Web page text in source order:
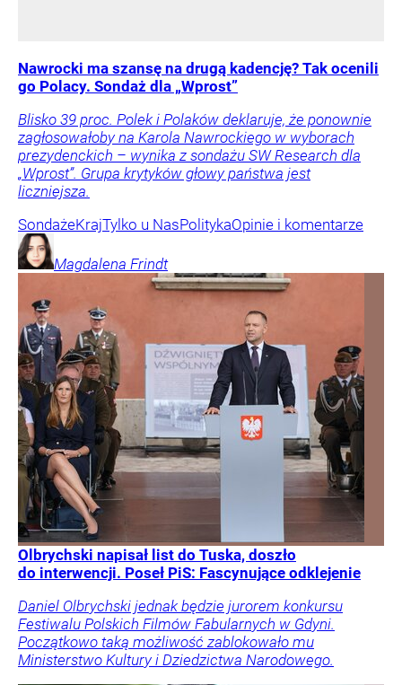
Nawrocki ma szansę na drugą kadencję? Tak ocenili
go Polacy. Sondaż dla „Wprost”
Blisko 39 proc. Polek i Polaków deklaruje, że ponownie
zagłosowałoby na Karola Nawrockiego w wyborach
prezydenckich – wynika z sondażu SW Research dla
„Wprost”. Grupa krytyków głowy państwa jest
liczniejsza.
SondażeKrajTylko u NasPolitykaOpinie i komentarze
Magdalena Frindt
Olbrychski napisał list do Tuska, doszło
do interwencji. Poseł PiS: Fascynujące odklejenie
Daniel Olbrychski jednak będzie jurorem konkursu
Festiwalu Polskich Filmów Fabularnych w Gdyni.
Początkowo taką możliwość zablokowało mu
Ministerstwo Kultury i Dziedzictwa Narodowego.